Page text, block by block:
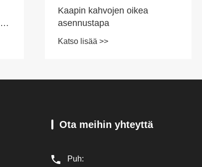
Kaapin kahvojen oikea
asennustapa
Katso lisää >>
Ota meihin yhteyttä
Puh: